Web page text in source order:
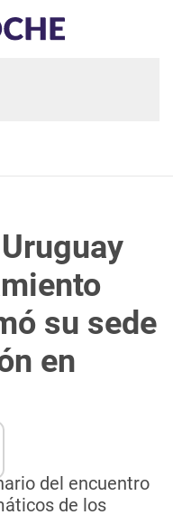
su sede
en
del encuentro
de los